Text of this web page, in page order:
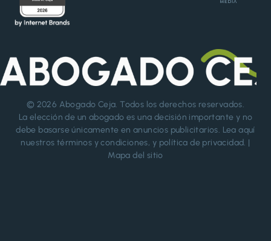
© 2026 Abogado Ceja. Todos los derechos reservados.
La elección de un abogado es una decisión importante y no
debe basarse únicamente en anuncios publicitarios. Lea aquí
nuestrostérminos y condiciones, y política de privacidad. |
Mapa del sitio